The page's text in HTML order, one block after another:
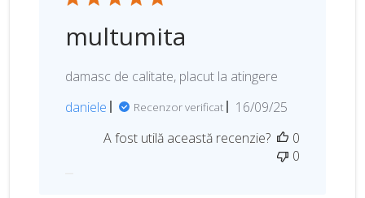
multumita
damasc de calitate, placut la atingere
daniele
Recenzor verificat
D
t
16/09/25
A fost utilă această recenzie?
0
0